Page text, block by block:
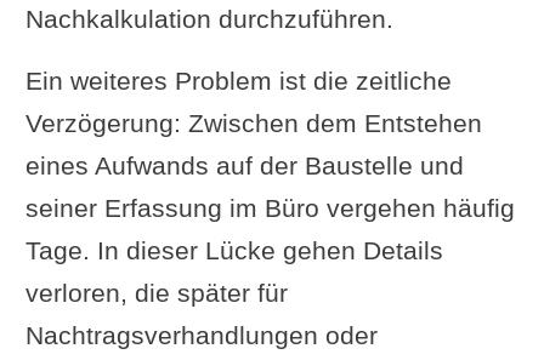
Nachkalkulation durchzuführen.
Ein weiteres Problem ist die zeitliche
Verzögerung: Zwischen dem Entstehen
eines Aufwands auf der Baustelle und
seiner Erfassung im Büro vergehen häufig
Tage. In dieser Lücke gehen Details
verloren, die später für
Nachtragsverhandlungen oder